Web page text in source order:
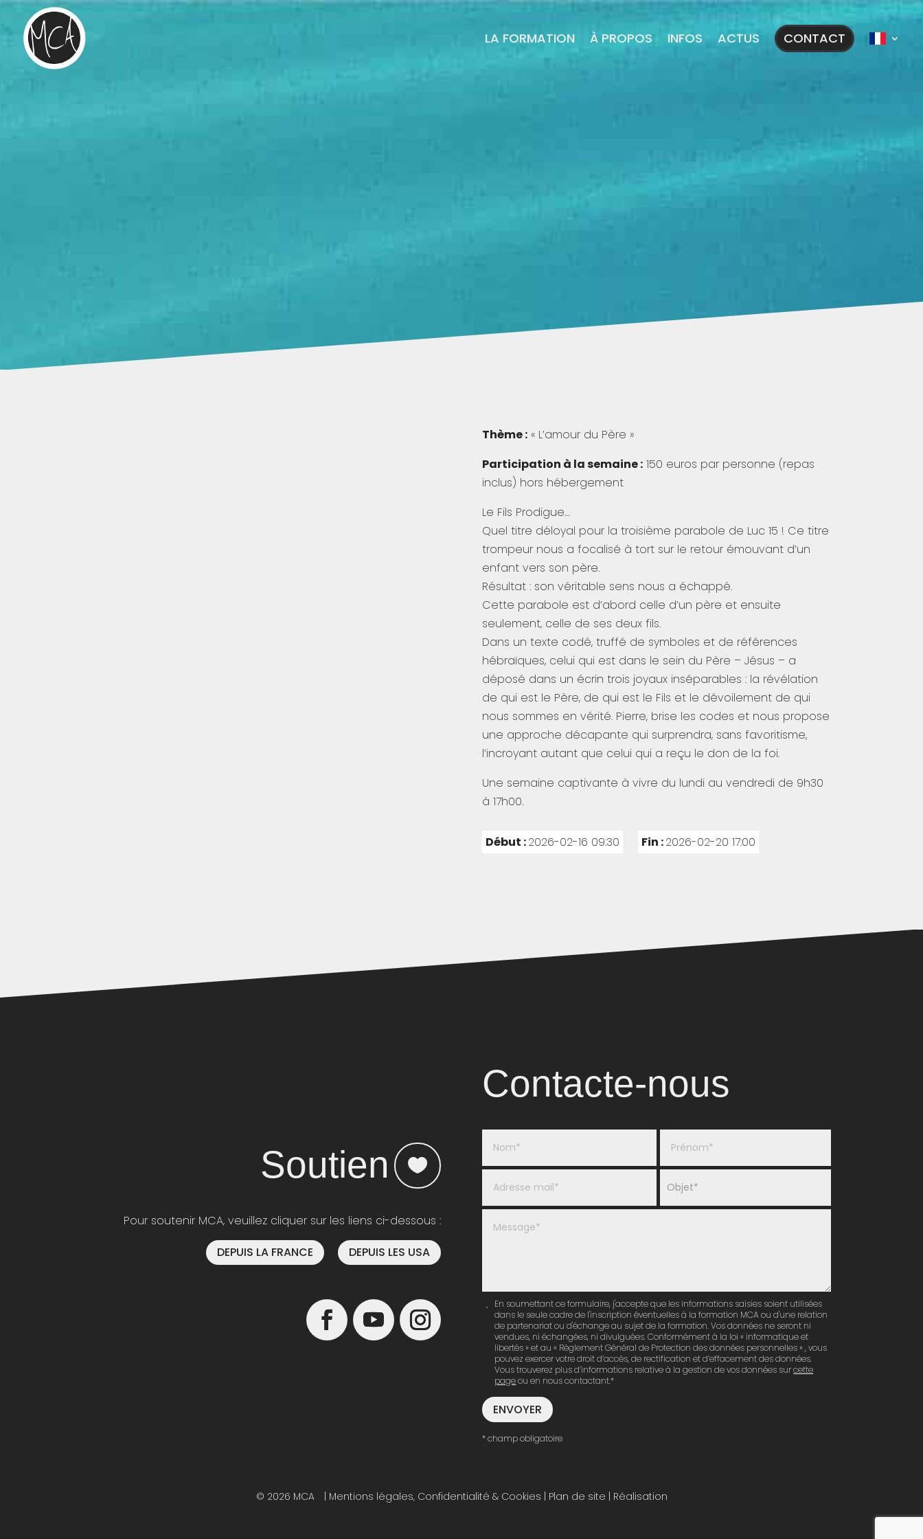
LA FORMATION À PROPOS INFOS ACTUS CONTACT
SEMAINE OUVERTE AVEC PIERRE CRANGA
Thème :« L’amour du Père »
Participation à la semaine :150 euros par personne (repas
inclus) hors hébergement
Le Fils Prodigue…
Quel titre déloyal pour la troisième parabole de Luc 15 ! Ce titre
trompeur nous a focalisé à tort sur le retour émouvant d’un
enfant vers son père.
Résultat : son véritable sens nous a échappé.
Cette parabole est d’abord celle d’un père et ensuite
seulement, celle de ses deux fils.
Dans un texte codé, truffé de symboles et de références
hébraïques, celui qui est dans le sein du Père – Jésus – a
déposé dans un écrin trois joyaux inséparables : la révélation
de qui est le Père, de qui est le Fils et le dévoilement de qui
nous sommes en vérité. Pierre, brise les codes et nous propose
une approche décapante qui surprendra, sans favoritisme,
l’incroyant autant que celui qui a reçu le don de la foi.
Une semaine captivante à vivre du lundi au vendredi de 9h30
à 17h00.
Début :2026-02-16 09:30:00 Fin :2026-02-20 17:00:00
Soutien
Pour soutenir MCA, veuillez cliquer sur les liens ci-dessous :
DEPUIS LA FRANCE DEPUIS LES USA
Contacte-nous
En soumettant ce formulaire, j'accepte que les informations saisies soient utilisées
dans le seule cadre de l'inscription éventuelles à la formation MCA ou d'une relation
de partenariat ou d'échange au sujet de la formation. Vos données ne seront ni
vendues, ni échangées, ni divulguées. Conformément à la loi « informatique et
libertés » et au « Règlement Général de Protection des données personnelles » , vous
pouvez exercer votre droit d’accès, de rectification et d’effacement des données.
Vous trouverez plus d’informations relative à la gestion de vos données surcette
pageou en nous contactant.*
ENVOYER
© 2026 MCA Mentions légales, Confidentialité & Cookies Plan de site Réalisation